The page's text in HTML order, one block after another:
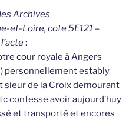
Archives
et-Loire, cote 5E121 –
:
cour royale à Angers
personnellement estably
sieur de la Croix demourant
confesse avoir aujourd’huy
et transporté et encores